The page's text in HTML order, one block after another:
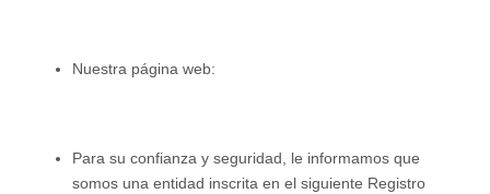
Nuestra página web:
Para su confianza y seguridad, le informamos que
somos una entidad inscrita en el siguiente Registro